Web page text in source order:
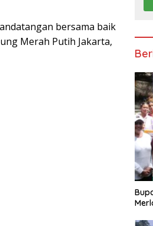
bersama baik
Merah Putih Jakarta,